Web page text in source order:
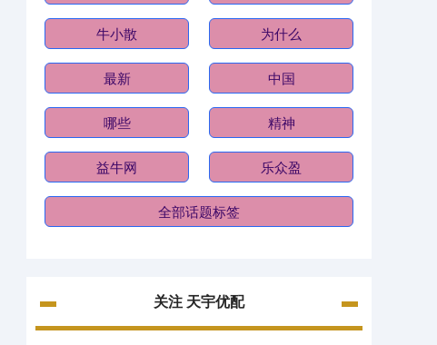
牛小散 为什么
最新 中国
哪些 精神
益牛网 乐众盈
全部话题标签
关注 天宇优配